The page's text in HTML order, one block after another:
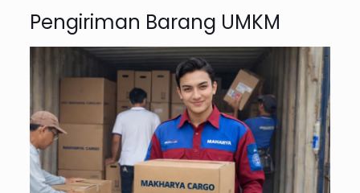
Pengiriman Barang UMKM